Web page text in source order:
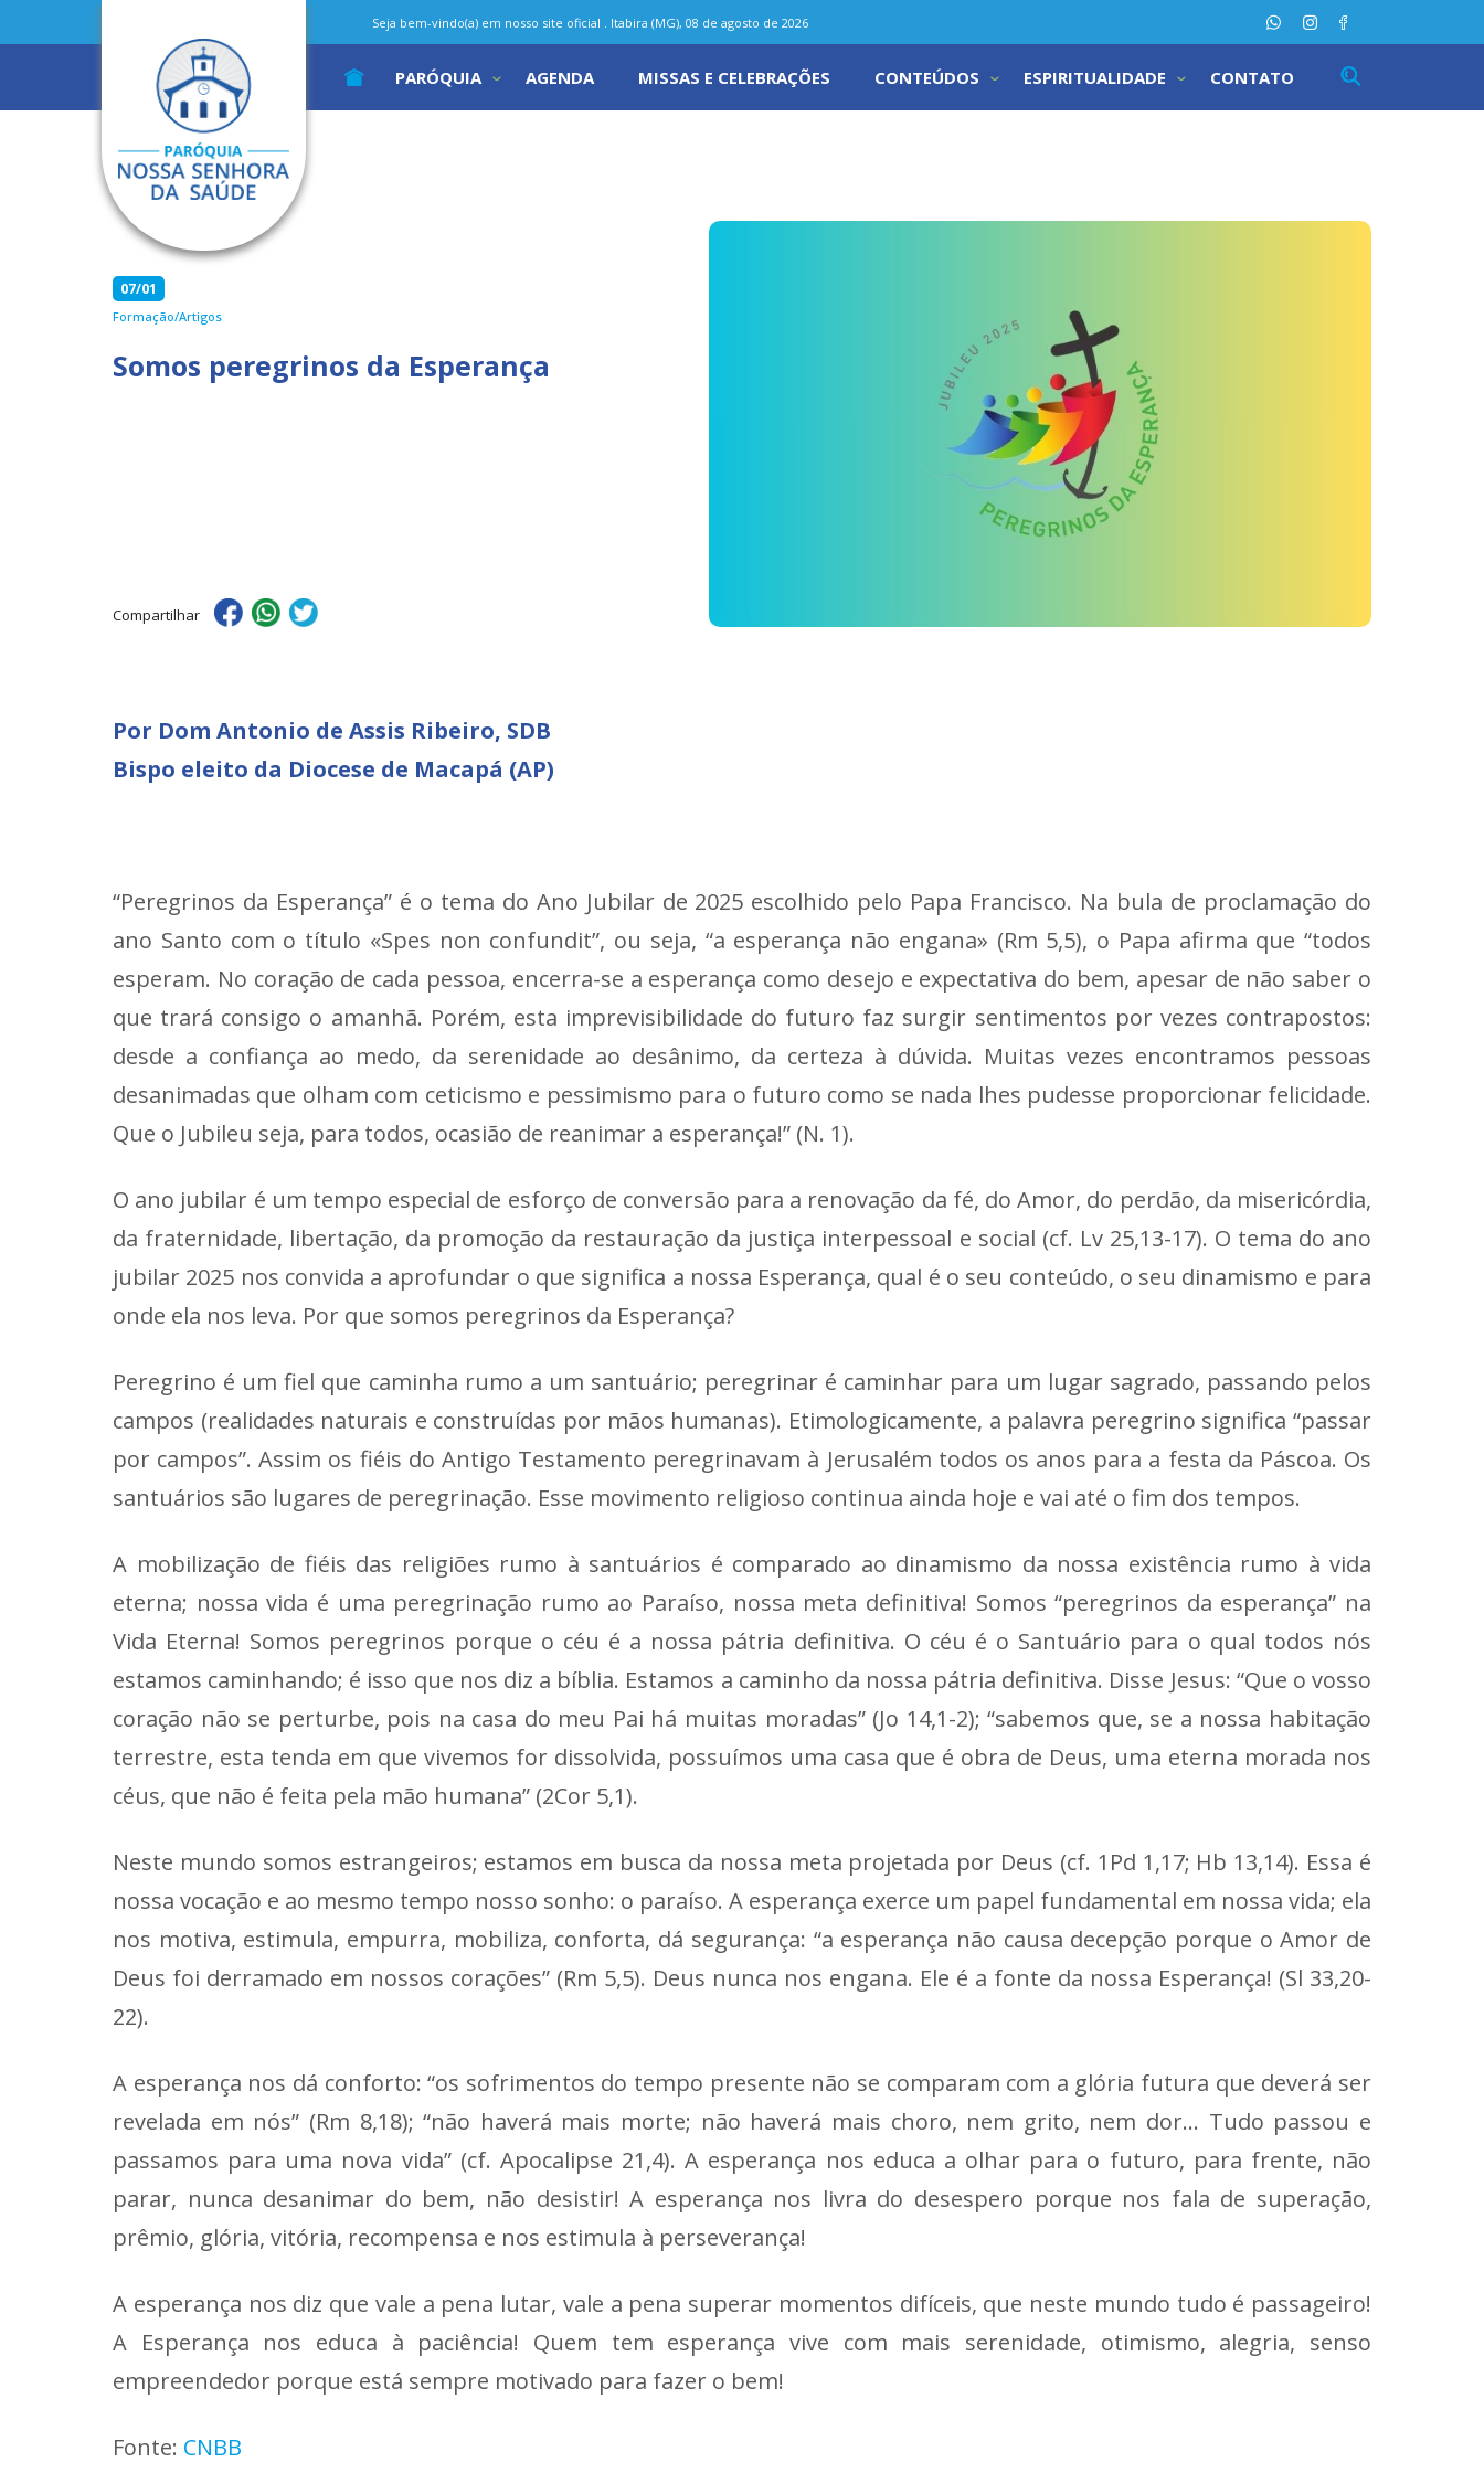
Seja bem-vindo(a) em nosso site oficial . Itabira (MG), 08 de agosto de 2026
PARÓQUIA AGENDA MISSAS E CELEBRAÇÕES CONTEÚDOS ESPIRITUALIDADE CONTATO
07/01
Formação/Artigos
Somos peregrinos da Esperança
Compartilhar
Por Dom Antonio de Assis Ribeiro, SDB
Bispo eleito da Diocese de Macapá (AP)
“Peregrinos da Esperança” é o tema do Ano Jubilar de 2025 escolhido pelo Papa Francisco. Na bula de proclamação do
ano Santo com o título «Spes non confundit”, ou seja, “a esperança não engana» (Rm 5,5), o Papa afirma que “todos
esperam. No coração de cada pessoa, encerra-se a esperança como desejo e expectativa do bem, apesar de não saber o
que trará consigo o amanhã. Porém, esta imprevisibilidade do futuro faz surgir sentimentos por vezes contrapostos:
desde a confiança ao medo, da serenidade ao desânimo, da certeza à dúvida. Muitas vezes encontramos pessoas
desanimadas que olham com ceticismo e pessimismo para o futuro como se nada lhes pudesse proporcionar felicidade.
Que o Jubileu seja, para todos, ocasião de reanimar a esperança!” (N. 1).
O ano jubilar é um tempo especial de esforço de conversão para a renovação da fé, do Amor, do perdão, da misericórdia,
da fraternidade, libertação, da promoção da restauração da justiça interpessoal e social (cf. Lv 25,13-17). O tema do ano
jubilar 2025 nos convida a aprofundar o que significa a nossa Esperança, qual é o seu conteúdo, o seu dinamismo e para
onde ela nos leva. Por que somos peregrinos da Esperança?
Peregrino é um fiel que caminha rumo a um santuário; peregrinar é caminhar para um lugar sagrado, passando pelos
campos (realidades naturais e construídas por mãos humanas). Etimologicamente, a palavra peregrino significa “passar
por campos”. Assim os fiéis do Antigo Testamento peregrinavam à Jerusalém todos os anos para a festa da Páscoa. Os
santuários são lugares de peregrinação. Esse movimento religioso continua ainda hoje e vai até o fim dos tempos.
A mobilização de fiéis das religiões rumo à santuários é comparado ao dinamismo da nossa existência rumo à vida
eterna; nossa vida é uma peregrinação rumo ao Paraíso, nossa meta definitiva! Somos “peregrinos da esperança” na
Vida Eterna! Somos peregrinos porque o céu é a nossa pátria definitiva. O céu é o Santuário para o qual todos nós
estamos caminhando; é isso que nos diz a bíblia. Estamos a caminho da nossa pátria definitiva. Disse Jesus: “Que o vosso
coração não se perturbe, pois na casa do meu Pai há muitas moradas” (Jo 14,1-2); “sabemos que, se a nossa habitação
terrestre, esta tenda em que vivemos for dissolvida, possuímos uma casa que é obra de Deus, uma eterna morada nos
céus, que não é feita pela mão humana” (2Cor 5,1).
Neste mundo somos estrangeiros; estamos em busca da nossa meta projetada por Deus (cf. 1Pd 1,17; Hb 13,14). Essa é
nossa vocação e ao mesmo tempo nosso sonho: o paraíso. A esperança exerce um papel fundamental em nossa vida; ela
nos motiva, estimula, empurra, mobiliza, conforta, dá segurança: “a esperança não causa decepção porque o Amor de
Deus foi derramado em nossos corações” (Rm 5,5). Deus nunca nos engana. Ele é a fonte da nossa Esperança! (Sl 33,20-
22).
A esperança nos dá conforto: “os sofrimentos do tempo presente não se comparam com a glória futura que deverá ser
revelada em nós” (Rm 8,18); “não haverá mais morte; não haverá mais choro, nem grito, nem dor… Tudo passou e
passamos para uma nova vida” (cf. Apocalipse 21,4). A esperança nos educa a olhar para o futuro, para frente, não
parar, nunca desanimar do bem, não desistir! A esperança nos livra do desespero porque nos fala de superação,
prêmio, glória, vitória, recompensa e nos estimula à perseverança!
A esperança nos diz que vale a pena lutar, vale a pena superar momentos difíceis, que neste mundo tudo é passageiro!
A Esperança nos educa à paciência! Quem tem esperança vive com mais serenidade, otimismo, alegria, senso
empreendedor porque está sempre motivado para fazer o bem!
Fonte: CNBB